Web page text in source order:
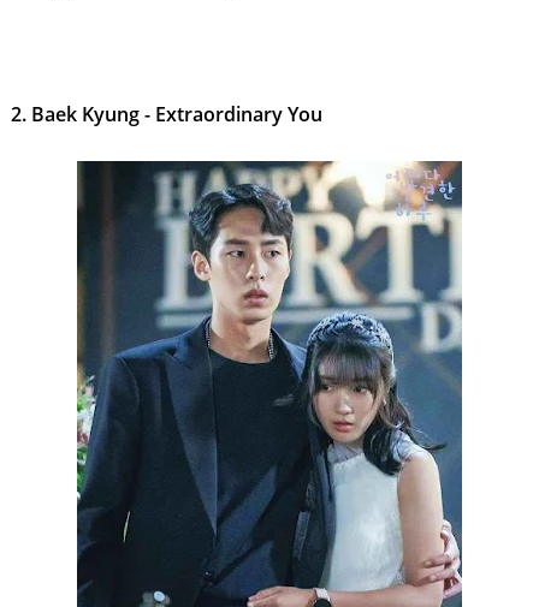
2. Baek Kyung - Extraordinary You